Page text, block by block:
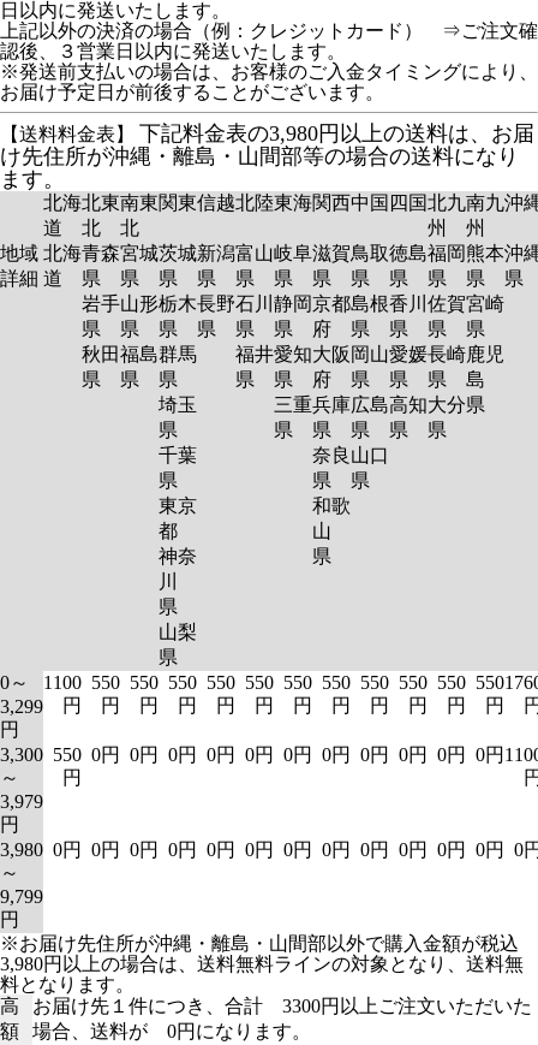
日以内に発送いたします。
上記以外の決済の場合（例：クレジットカード） ⇒ご注文確
認後、３営業日以内に発送いたします。
※発送前支払いの場合は、お客様のご入金タイミングにより、
お届け予定日が前後することがございます。
【送料料金表】
下記料金表の3,980円以上の送料は、お届
け先住所が沖縄・離島・山間部等の場合の送料になり
ます。
北海
道
北東
北
南東
北
関東信越北陸東海関西中国 四国北九
州
南九
州
沖
地域
詳細
北海
道
青森
県
岩手
県
秋田
県
宮城
県
山形
県
福島
県
茨城
県
栃木
県
群馬
県
埼玉
県
千葉
県
東京
都
神奈
川
県
山梨
県
新潟
県
長野
県
富山
県
石川
県
福井
県
岐阜
県
静岡
県
愛知
県
三重
県
滋賀
県
京都
府
大阪
府
兵庫
県
奈良
県
和歌
山
県
鳥取
県
島根
県
岡山
県
広島
県
山口
県
徳島
県
香川
県
愛媛
県
高知
県
福岡
県
佐賀
県
長崎
県
大分
県
熊本
県
宮崎
県
鹿児
島
県
沖
0～
3,299
円
1100
円
550
円
550
円
550
円
550
円
550
円
550
円
550
円
550
円
550
円
550
円
550
円
3,300
～
3,979
円
550
円
0円 0円 0円 0円 0円 0円 0円 0円 0円 0円 0円
3,980
～
9,799
円
0円 0円 0円 0円 0円 0円 0円 0円 0円 0円 0円 0円 0
※お届け先住所が沖縄・離島・山間部以外で購入金額が税込
3,980円以上の場合は、送料無料ラインの対象となり、送料無
料となります。
高
額
お届け先１件につき、合計 3300円以上ご注文いただいた
場合、送料が 0円になります。